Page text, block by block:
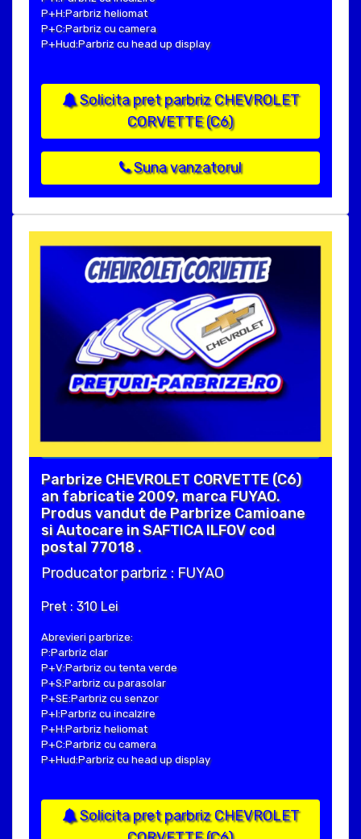
P+H:Parbriz heliomat
P+C:Parbriz cu camera
P+Hud:Parbriz cu head up display
Solicita pret parbriz CHEVROLET
CORVETTE (C6)
Suna vanzatorul
Parbrize CHEVROLET CORVETTE (C6)
an fabricatie 2009, marca FUYAO.
Produs vandut de Parbrize Camioane
si Autocare in SAFTICA ILFOV cod
postal 77018 .
Producator parbriz : FUYAO
Pret : 310 Lei
Abrevieri parbrize:
P:Parbriz clar
P+V:Parbriz cu tenta verde
P+S:Parbriz cu parasolar
P+SE:Parbriz cu senzor
P+I:Parbriz cu incalzire
P+H:Parbriz heliomat
P+C:Parbriz cu camera
P+Hud:Parbriz cu head up display
Solicita pret parbriz CHEVROLET